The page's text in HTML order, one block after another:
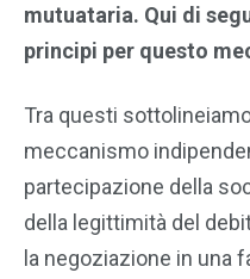
mutuataria. Qui di
principi per questo
Tra questi
meccanismo
partecipazione della
della legittimità del
la negoziazione in una